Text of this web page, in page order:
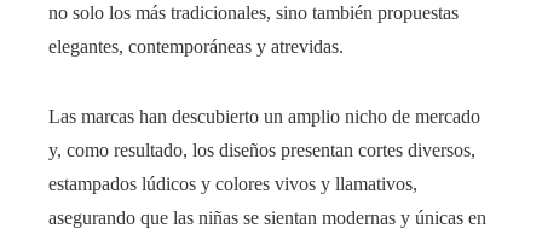
no solo los más tradicionales, sino también propuestas
elegantes, contemporáneas y atrevidas.
Las marcas han descubierto un amplio nicho de mercado
y, como resultado, los diseños presentan cortes diversos,
estampados lúdicos y colores vivos y llamativos,
asegurando que las niñas se sientan modernas y únicas en